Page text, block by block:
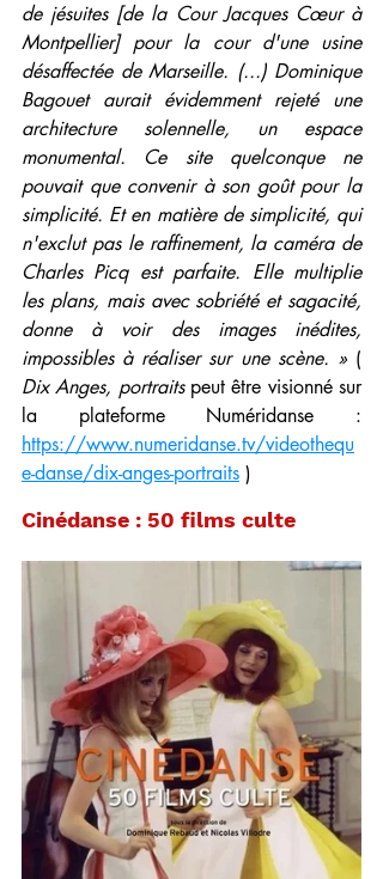
de jésuites [de la Cour Jacques Cœur à
Montpellier] pour la cour d'une usine
désaffectée de Marseille. (...) Dominique
Bagouet aurait évidemment rejeté une
architecture solennelle, un espace
monumental. Ce site quelconque ne
pouvait que convenir à son goût pour la
simplicité. Et en matière de simplicité, qui
n'exclut pas le raffinement, la caméra de
Charles Picq est parfaite. Elle multiplie
les plans, mais avec sobriété et sagacité,
donne à voir des images inédites,
impossibles à réaliser sur une scène. »
Dix Anges, portraits peut être visionné sur
https://www.numeridanse.tv/videothequ
e-danse/dix-anges-portraits )
Cinédanse : 50 films culte